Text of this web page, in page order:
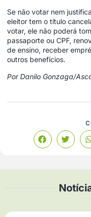
Se não votar nem
eleitor tem o título
votar, ele não poderá
passaporte ou CPF,
de ensino, receber
outros benefícios.
Por Danilo Gonzaga/